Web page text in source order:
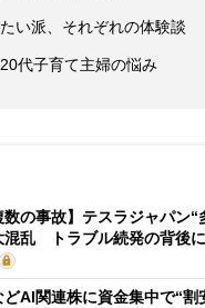
い派、それぞれの体験談
代子育て主婦の悩み
数の事故】テスラジャパン
混乱 トラブル続発の背後
どAI関連株に資金集中で“